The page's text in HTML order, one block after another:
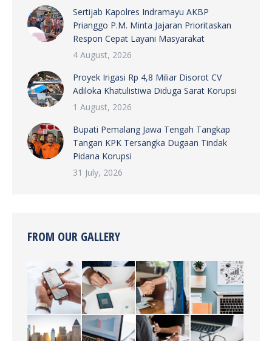
Sertijab Kapolres Indramayu AKBP
Prianggo P.M. Minta Jajaran Prioritaskan
Respon Cepat Layani Masyarakat
4 August, 2026
Proyek Irigasi Rp 4,8 Miliar Disorot CV
Adiloka Khatulistiwa Diduga Sarat Korupsi
1 August, 2026
Bupati Pemalang Jawa Tengah Tangkap
Tangan KPK Tersangka Dugaan Tindak
Pidana Korupsi
31 July, 2026
FROM OUR GALLERY